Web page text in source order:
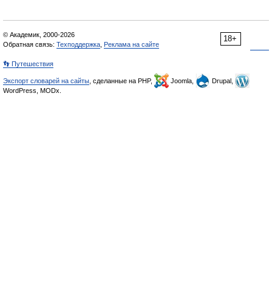
18+
© Академик, 2000-2026
Обратная связь: Техподдержка Реклама на сайте
👣 Путешествия
Экспорт словарей на сайты , сделанные на PHP, Joomla,
Drupal,
WordPress, MODx.